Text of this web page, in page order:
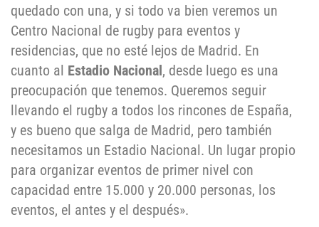
quedado con una, y si todo va bien veremos un
Centro Nacional de rugby para eventos y
residencias, que no esté lejos de Madrid. En
cuanto al Estadio Nacional, desde luego es una
preocupación que tenemos. Queremos seguir
llevando el rugby a todos los rincones de España,
y es bueno que salga de Madrid, pero también
necesitamos un Estadio Nacional. Un lugar propio
para organizar eventos de primer nivel con
capacidad entre 15.000 y 20.000 personas, los
eventos, el antes y el después».